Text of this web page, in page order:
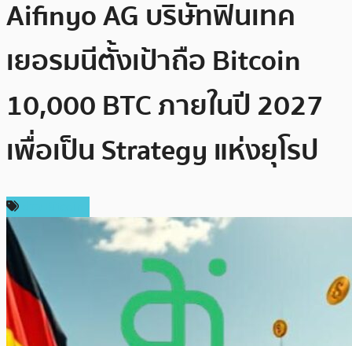
Aifinyo AG บริษัทฟินเทค
เยอรมนีตั้งเป้าถือ Bitcoin
10,000 BTC ภายในปี 2027
เพื่อเป็น Strategy แห่งยุโรป